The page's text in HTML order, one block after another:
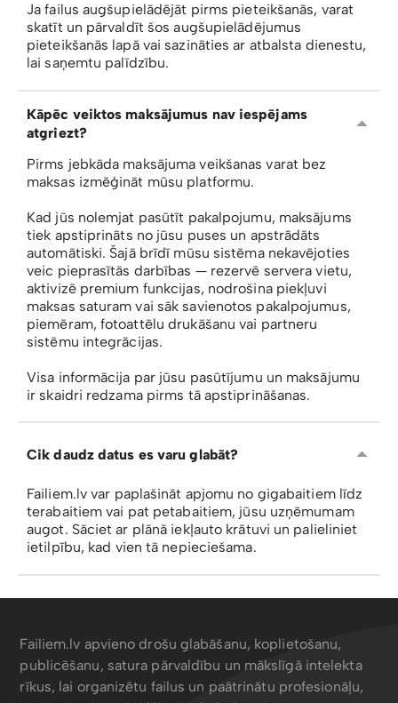
Ja failus augšupielādējāt pirms pieteikšanās, varat
skatīt un pārvaldīt šos augšupielādējumus
pieteikšanās lapā vai sazināties ar atbalsta dienestu,
lai saņemtu palīdzību.
Kāpēc veiktos maksājumus nav iespējams
atgriezt?
Pirms jebkāda maksājuma veikšanas varat bez
maksas izmēģināt mūsu platformu.
Kad jūs nolemjat pasūtīt pakalpojumu, maksājums
tiek apstiprināts no jūsu puses un apstrādāts
automātiski. Šajā brīdī mūsu sistēma nekavējoties
veic pieprasītās darbības — rezervē servera vietu,
aktivizē premium funkcijas, nodrošina piekļuvi
maksas saturam vai sāk savienotos pakalpojumus,
piemēram, fotoattēlu drukāšanu vai partneru
sistēmu integrācijas.
Visa informācija par jūsu pasūtījumu un maksājumu
ir skaidri redzama pirms tā apstiprināšanas.
Cik daudz datus es varu glabāt?
Failiem.lv var paplašināt apjomu no gigabaitiem līdz
terabaitiem vai pat petabaitiem, jūsu uzņēmumam
augot. Sāciet ar plānā iekļauto krātuvi un palieliniet
ietilpību, kad vien tā nepieciešama.
Failiem.lv apvieno drošu glabāšanu, koplietošanu,
publicēšanu, satura pārvaldību un mākslīgā intelekta
rīkus, lai organizētu failus un paātrinātu profesionāļu,